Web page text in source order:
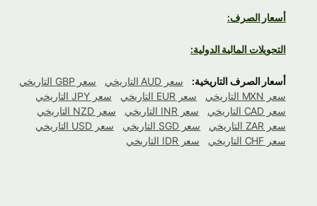
أسعار الصرف:
التحويلات المالية الدولية:
أسعار الصرف التاريخية: سعر AUD التاريخي
سعر GBP التاريخي
سعر MXN التاريخي
سعر EUR التاريخي
سعر JPY التاريخي
سعر CAD التاريخي
سعر INR التاريخي
سعر NZD التاريخي
سعر ZAR التاريخي
سعر SGD التاريخي
سعر USD التاريخي
سعر CHF التاريخي
سعر IDR التاريخي